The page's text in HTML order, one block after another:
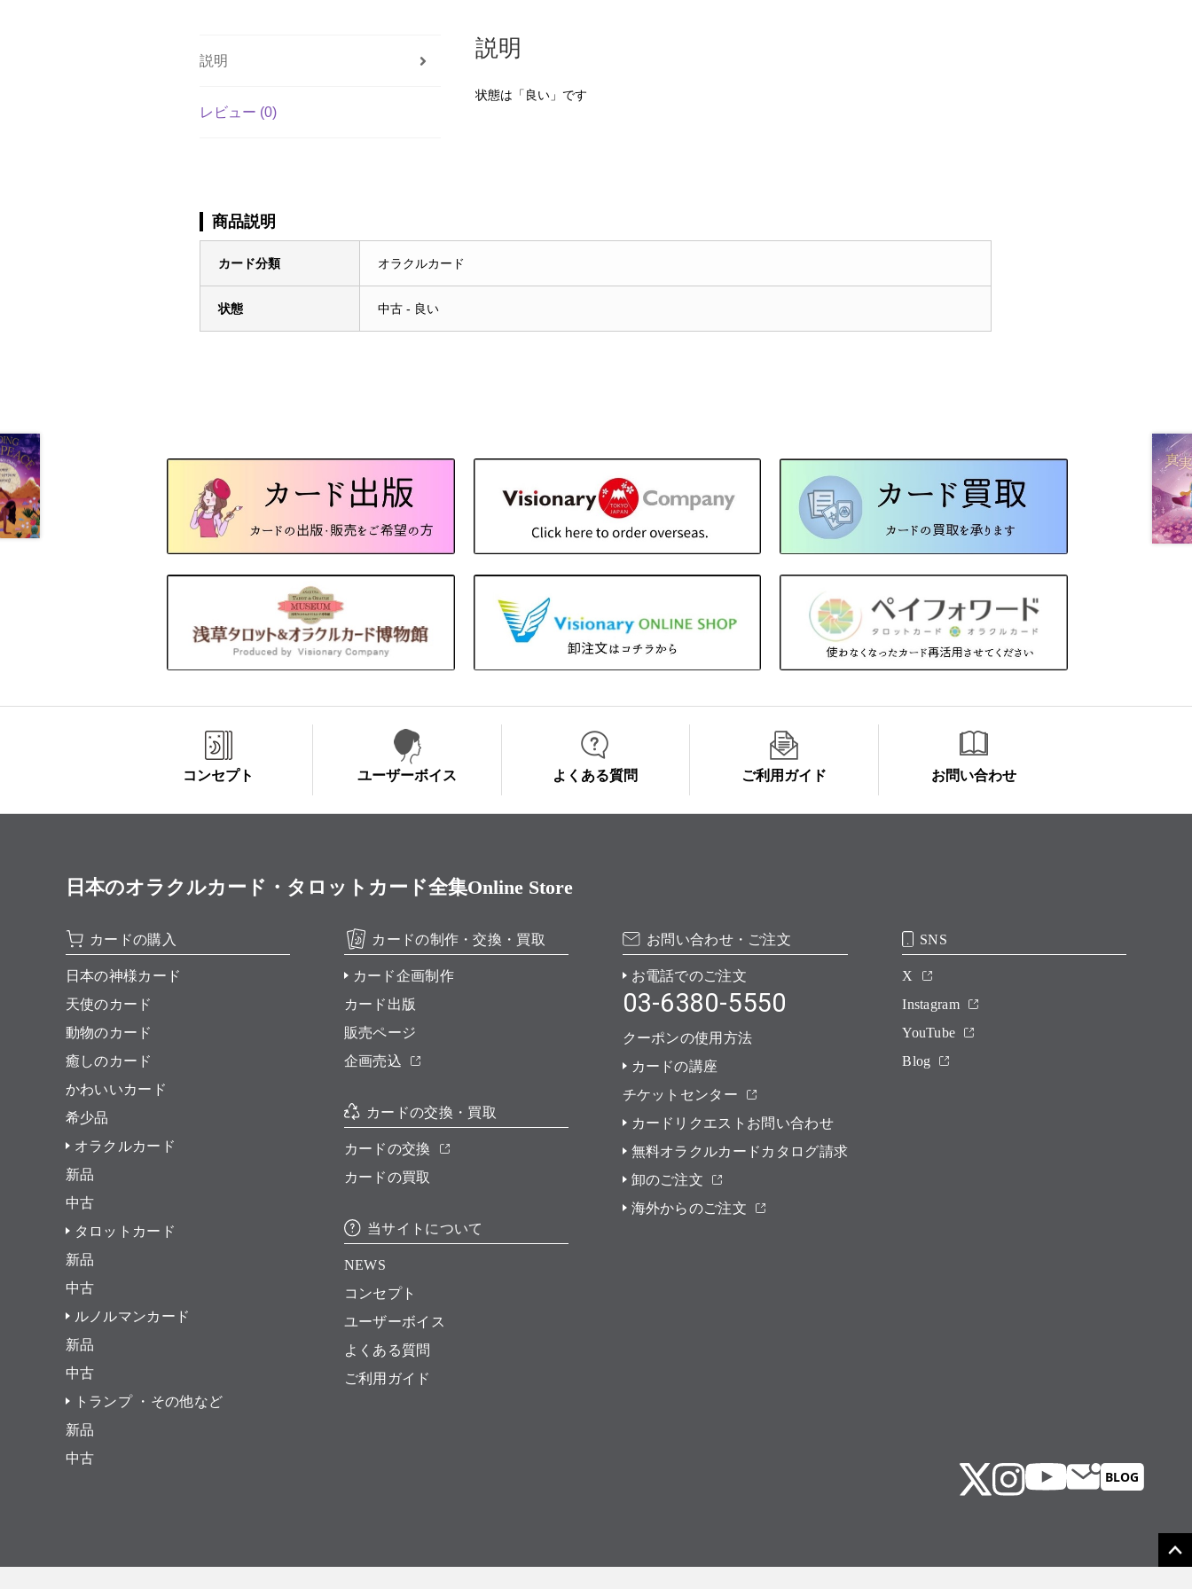
説明
レビュー (0)
説明
状態は「良い」です
商品説明
カード分類 オラクルカード
状態 中古 - 良い
コンセプト ユーザーボイス よくある質問 ご利用ガイド お問い合わせ
日本のオラクルカード・タロットカード全集Online Store
カードの購入
日本の神様カード
天使のカード
動物のカード
癒しのカード
かわいいカード
希少品
オラクルカード
新品
中古
タロットカード
新品
中古
ルノルマンカード
新品
中古
トランプ ・その他など
新品
中古
カードの制作・交換・買取
カード企画制作
カード出版
販売ページ
企画売込
カードの交換・買取
カードの交換
カードの買取
当サイトについて
NEWS
コンセプト
ユーザーボイス
よくある質問
ご利用ガイド
お問い合わせ・ご注文
お電話でのご注文
03-6380-5550
クーポンの使用方法
カードの講座
チケットセンター
カードリクエストお問い合わせ
無料オラクルカードカタログ請求
卸のご注文
海外からのご注文
SNS
X
Instagram
YouTube
Blog